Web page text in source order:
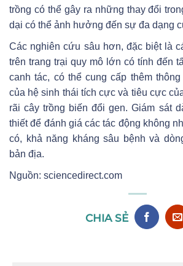
trồng có thể gây ra những thay đổi
dại có thể ảnh hưởng đến sự đa dạng
Các nghiên cứu sâu hơn, đặc biệt là
trên trang trại quy mô lớn có tính đến
canh tác, có thể cung cấp thêm
của hệ sinh thái tích cực và tiêu cực
rãi cây trồng biến đổi gen. Giám sát
thiết để đánh giá các tác động không
có, khả năng kháng sâu bệnh và
bản địa.
Nguồn: sciencedirect.com
CHIA SẺ